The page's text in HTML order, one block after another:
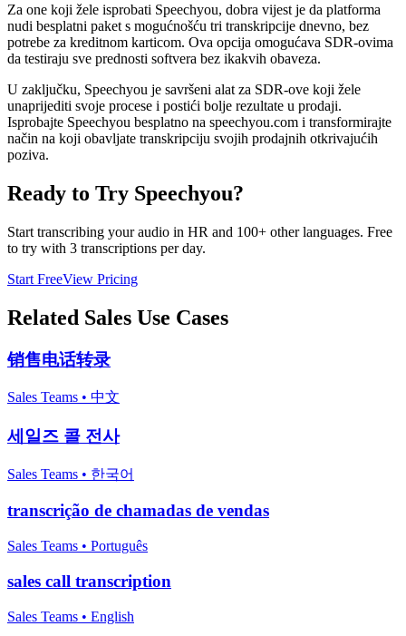
Za one koji žele isprobati Speechyou, dobra vijest je da platforma
nudi besplatni paket s mogućnošću tri transkripcije dnevno, bez
potrebe za kreditnom karticom. Ova opcija omogućava SDR-ovima
da testiraju sve prednosti softvera bez ikakvih obaveza.
U zaključku, Speechyou je savršeni alat za SDR-ove koji žele
unaprijediti svoje procese i postići bolje rezultate u prodaji.
Isprobajte Speechyou besplatno na speechyou.com i transformirajte
način na koji obavljate transkripciju svojih prodajnih otkrivajućih
poziva.
Ready to Try Speechyou?
Start transcribing your audio in HR and 100+ other languages. Free
to try with 3 transcriptions per day.
Start FreeView Pricing
Related Sales Use Cases
销售电话转录
Sales Teams • 中文
세일즈 콜 전사
Sales Teams • 한국어
transcrição de chamadas de vendas
Sales Teams • Português
sales call transcription
Sales Teams • English